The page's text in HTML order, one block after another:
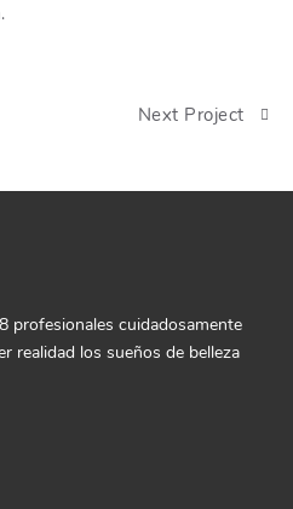
Next Project
profesionales cuidadosamente
realidad los sueños de belleza